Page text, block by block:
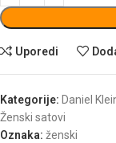
Uporedi
Kategorije: Daniel
Ženski satovi
Oznaka: ženski